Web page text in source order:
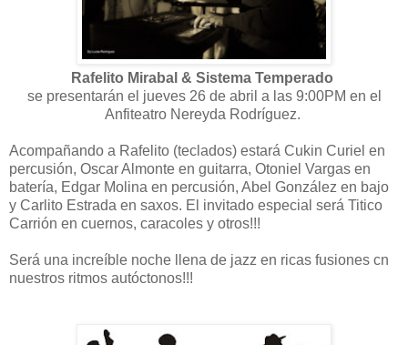
Rafelito Mirabal & Sistema Temperado
se presentarán el jueves 26 de abril a las 9:00PM en el
Anfiteatro Nereyda Rodríguez.
Acompañando a Rafelito (teclados) estará Cukin Curiel en
percusión, Oscar Almonte en guitarra, Otoniel Vargas en
batería, Edgar Molina en percusión, Abel González en bajo
y Carlito Estrada en saxos. El invitado especial será Titico
Carrión en cuernos, caracoles y otros!!!
Será una increíble noche llena de jazz en ricas fusiones cn
nuestros ritmos autóctonos!!!